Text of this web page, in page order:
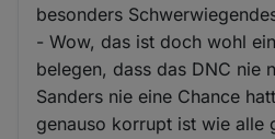
besonders
- Wow, das ist doch wohl
belegen, dass das DNC nie
Sanders nie eine Chance
genauso korrupt ist wie alle